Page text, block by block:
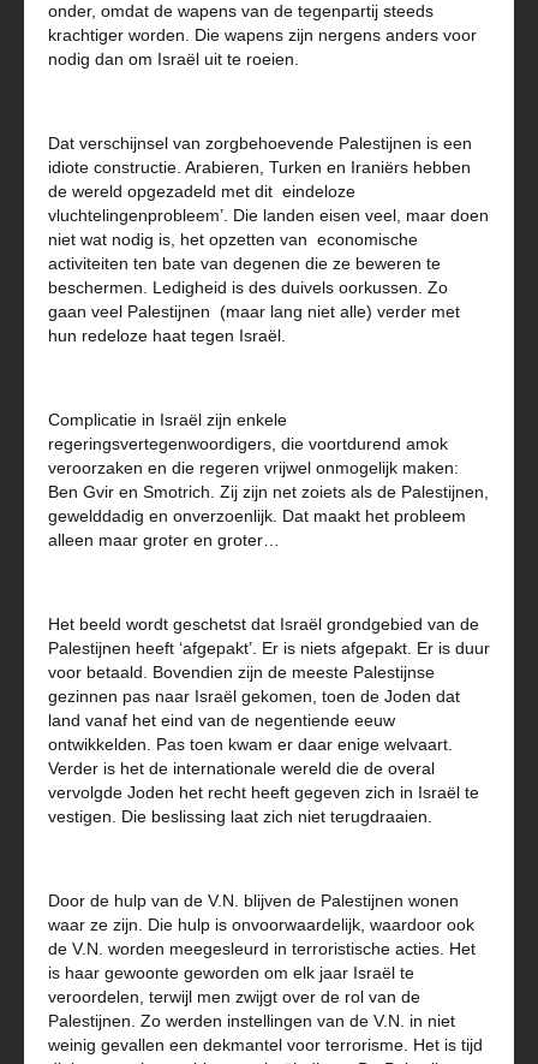
onder, omdat de wapens van de tegenpartij steeds
krachtiger worden. Die wapens zijn nergens anders voor
nodig dan om Israël uit te roeien.
Dat verschijnsel van zorgbehoevende Palestijnen is een
idiote constructie. Arabieren, Turken en Iraniërs hebben
de wereld opgezadeld met dit eindeloze
vluchtelingenprobleem’. Die landen eisen veel, maar doen
niet wat nodig is, het opzetten van economische
activiteiten ten bate van degenen die ze beweren te
beschermen. Ledigheid is des duivels oorkussen. Zo
gaan veel Palestijnen (maar lang niet alle) verder met
hun redeloze haat tegen Israël.
Complicatie in Israël zijn enkele
regeringsvertegenwoordigers, die voortdurend amok
veroorzaken en die regeren vrijwel onmogelijk maken:
Ben Gvir en Smotrich. Zij zijn net zoiets als de Palestijnen,
gewelddadig en onverzoenlijk. Dat maakt het probleem
alleen maar groter en groter…
Het beeld wordt geschetst dat Israël grondgebied van de
Palestijnen heeft ‘afgepakt’. Er is niets afgepakt. Er is duur
voor betaald. Bovendien zijn de meeste Palestijnse
gezinnen pas naar Israël gekomen, toen de Joden dat
land vanaf het eind van de negentiende eeuw
ontwikkelden. Pas toen kwam er daar enige welvaart.
Verder is het de internationale wereld die de overal
vervolgde Joden het recht heeft gegeven zich in Israël te
vestigen. Die beslissing laat zich niet terugdraaien.
Door de hulp van de V.N. blijven de Palestijnen wonen
waar ze zijn. Die hulp is onvoorwaardelijk, waardoor ook
de V.N. worden meegesleurd in terroristische acties. Het
is haar gewoonte geworden om elk jaar Israël te
veroordelen, terwijl men zwijgt over de rol van de
Palestijnen. Zo werden instellingen van de V.N. in niet
weinig gevallen een dekmantel voor terrorisme. Het is tijd